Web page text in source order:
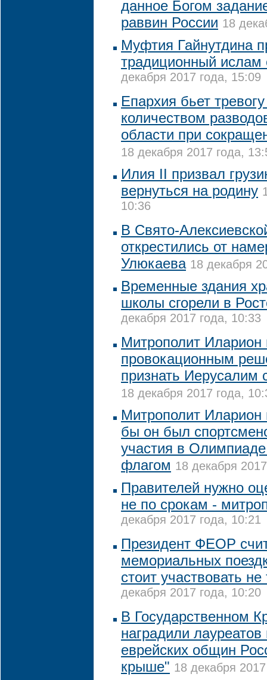
данное Богом
раввин России 18
Муфтия Гайнутдина
традиционный ислам
декабря 2017 года, 15:09
Епархия бьет
количеством
области при
18 декабря 2017 года,
Илия II призвал
вернуться на родину
10:36
В Свято-
открестились от
Улюкаева 18 декабря
Временные здания
школы сгорели в
декабря 2017 года, 10:33
Митрополит Иларион
провокационным
признать Иерусалим
18 декабря 2017 года,
Митрополит Иларион
бы он был
участия в
флагом 18 декабря
Правителей нужно
не по срокам -
декабря 2017 года, 10:21
Президент ФЕОР
мемориальных
стоит участвовать
декабря 2017 года, 10:20
В Государственном
наградили
еврейских общин
крыше" 18 декабря